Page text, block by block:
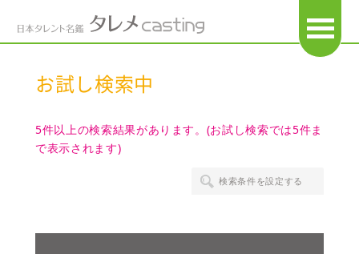
お試し検索中
5件以上の検索結果があります。(お試し検索では5件ま
で表示されます)
検索条件を設定する